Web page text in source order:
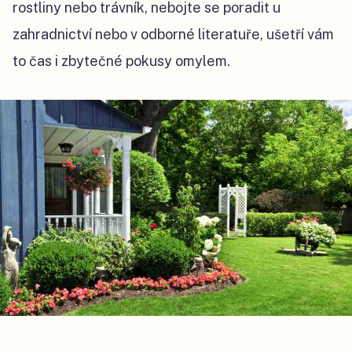
rostliny nebo trávník, nebojte se poradit u
zahradnictví nebo v odborné literatuře, ušetří vám
to čas i zbytečné pokusy omylem.